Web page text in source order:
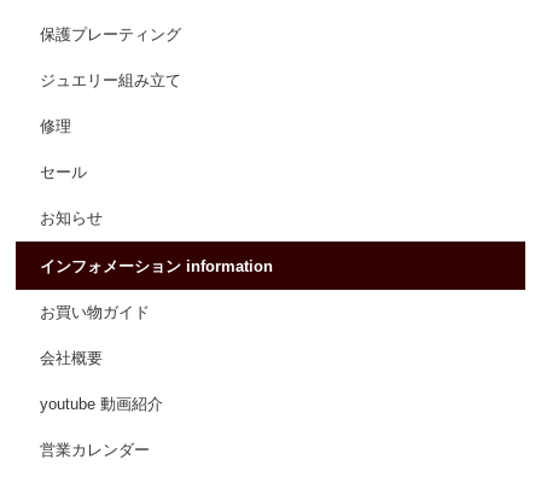
保護プレーティング
ジュエリー組み立て
修理
セール
お知らせ
インフォメーション information
お買い物ガイド
会社概要
youtube 動画紹介
営業カレンダー